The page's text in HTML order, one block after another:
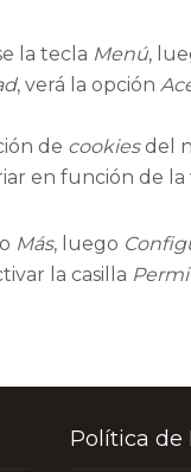
la tecla Menú,
, verá la opción
de cookiesdel
en función de
Más, luego
la casilla
Política de